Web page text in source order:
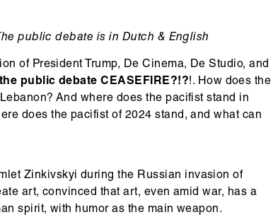
public debate is in Dutch & English
of President Trump, De Cinema, De Studio, and
the public debate CEASEFIRE?!?!. How does the
And where does the pacifist stand in
does the pacifist of 2024 stand, and what can
Zinkivskyi during the Russian invasion of
art, convinced that art, even amid war, has a
spirit, with humor as the main weapon.